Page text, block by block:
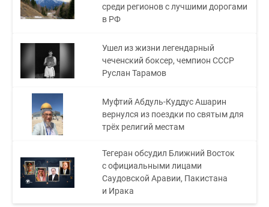
среди регионов с лучшими дорогами
в РФ
Ушел из жизни легендарный
чеченский боксер, чемпион СССР
Руслан Тарамов
Муфтий Абдуль-Куддус Ашарин
вернулся из поездки по святым для
трёх религий местам
Тегеран обсудил Ближний Восток
с официальными лицами
Саудовской Аравии, Пакистана
и Ирака